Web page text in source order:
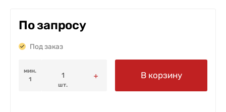
По запросу
Под заказ
мин.
1
шт.
В корзину